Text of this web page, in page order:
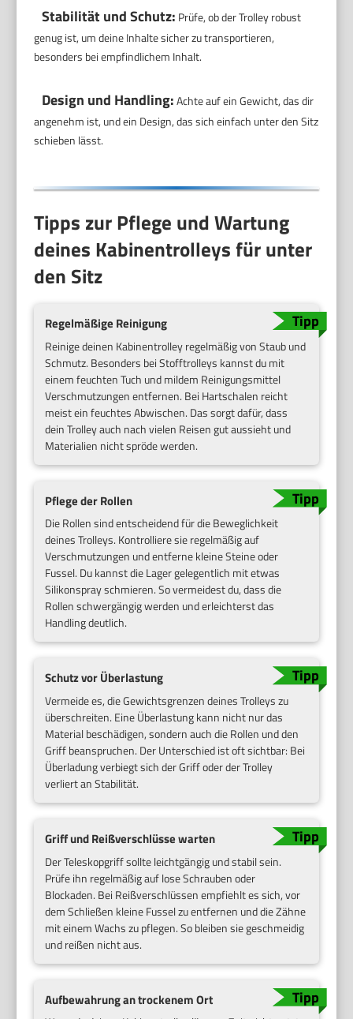
Stabilität und Schutz: Prüfe, ob der Trolley robust
genug ist, um deine Inhalte sicher zu transportieren,
besonders bei empfindlichem Inhalt.
Design und Handling:Achte auf ein Gewicht, das dir
angenehm ist, und ein Design, das sich einfach unter den Sitz
schieben lässt.
Tipps zur Pflege und Wartung
deines Kabinentrolleys für unter
den Sitz
Regelmäßige Reinigung
Reinige deinen Kabinentrolley regelmäßig von Staub und
Schmutz. Besonders bei Stofftrolleys kannst du mit
einem feuchten Tuch und mildem Reinigungsmittel
Verschmutzungen entfernen. Bei Hartschalen reicht
meist ein feuchtes Abwischen. Das sorgt dafür, dass
dein Trolley auch nach vielen Reisen gut aussieht und
Materialien nicht spröde werden.
Pflege der Rollen
Die Rollen sind entscheidend für die Beweglichkeit
deines Trolleys. Kontrolliere sie regelmäßig auf
Verschmutzungen und entferne kleine Steine oder
Fussel. Du kannst die Lager gelegentlich mit etwas
Silikonspray schmieren. So vermeidest du, dass die
Rollen schwergängig werden und erleichterst das
Handling deutlich.
Schutz vor Überlastung
Vermeide es, die Gewichtsgrenzen deines Trolleys zu
überschreiten. Eine Überlastung kann nicht nur das
Material beschädigen, sondern auch die Rollen und den
Griff beanspruchen. Der Unterschied ist oft sichtbar: Bei
Überladung verbiegt sich der Griff oder der Trolley
verliert an Stabilität.
Griff und Reißverschlüsse warten
Der Teleskopgriff sollte leichtgängig und stabil sein.
Prüfe ihn regelmäßig auf lose Schrauben oder
Blockaden. Bei Reißverschlüssen empfiehlt es sich, vor
dem Schließen kleine Fussel zu entfernen und die Zähne
mit einem Wachs zu pflegen. So bleiben sie geschmeidig
und reißen nicht aus.
Aufbewahrung an trockenem Ort